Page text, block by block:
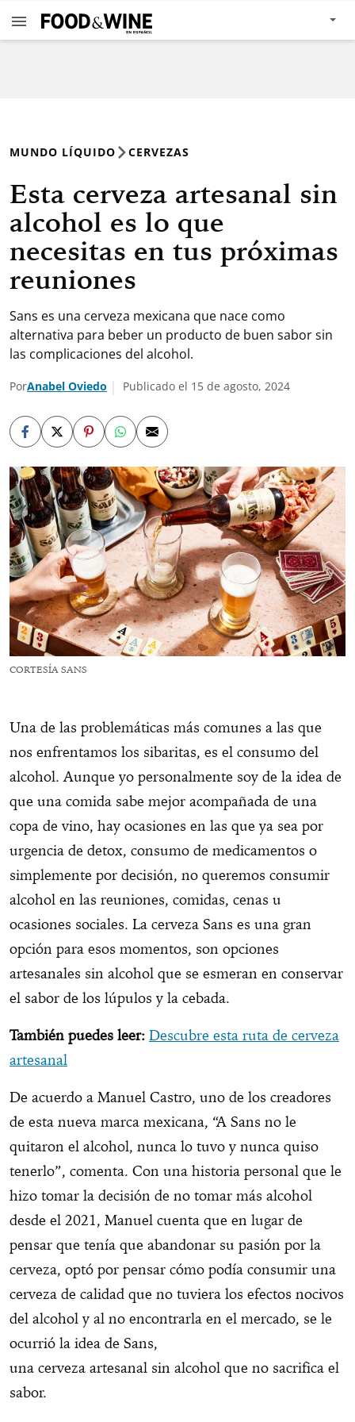
MUNDO LÍQUIDO CERVEZAS
Esta cerveza artesanal sin
alcohol es lo que
necesitas en tus próximas
reuniones
Sans es una cerveza mexicana que nace como
alternativa para beber un producto de buen sabor sin
las complicaciones del alcohol.
PorAnabel Oviedo Publicado el 15 de agosto, 2024
CORTESÍA SANS
Una de las problemáticas más comunes a las que
nos enfrentamos los sibaritas, es el consumo del
alcohol. Aunque yo personalmente soy de la idea de
que una comida sabe mejor acompañada de una
copa de vino, hay ocasiones en las que ya sea por
urgencia de detox, consumo de medicamentos o
simplemente por decisión, no queremos consumir
alcohol en las reuniones, comidas, cenas u
ocasiones sociales. La cerveza Sans es una gran
opción para esos momentos, son opciones
artesanales sin alcohol que se esmeran en conservar
el sabor de los lúpulos y la cebada.
También puedes leer: Descubre esta ruta de cerveza
artesanal
De acuerdo a Manuel Castro, uno de los creadores
de esta nueva marca mexicana, “A Sans no le
quitaron el alcohol, nunca lo tuvo y nunca quiso
tenerlo”, comenta. Con una historia personal que le
hizo tomar la decisión de no tomar más alcohol
desde el 2021, Manuel cuenta que en lugar de
pensar que tenía que abandonar su pasión por la
cerveza, optó por pensar cómo podía consumir una
cerveza de calidad que no tuviera los efectos nocivos
del alcohol y al no encontrarla en el mercado, se le
ocurrió la idea de Sans,
una cerveza artesanal sin alcohol que no sacrifica el
sabor.